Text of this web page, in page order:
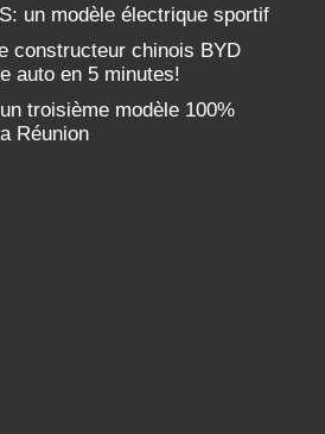
un modèle électrique sportif
constructeur chinois BYD
auto en 5 minutes!
troisième modèle 100%
Réunion